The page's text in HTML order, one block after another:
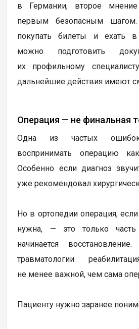
в Германии, второе мнение
первым безопасным
покупать билеты и ехать в
можно подготовить
их профильному
дальнейшие действия имеют
Операция — не финальная
Одна из частых
воспринимать операцию
Особенно если диагноз
уже рекомендовал
Но в ортопедии операция,
нужна, — это только
начинается
травматологии
не менее важной, чем сама
Пациенту нужно заранее